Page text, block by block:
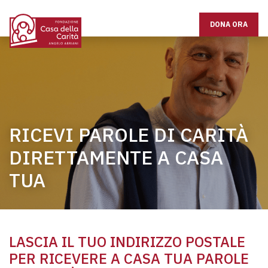
DONA ORA
RICEVI PAROLE DI CARITÀ
DIRETTAMENTE A CASA
TUA
LASCIA IL TUO INDIRIZZO POSTALE
PER RICEVERE A CASA TUA PAROLE